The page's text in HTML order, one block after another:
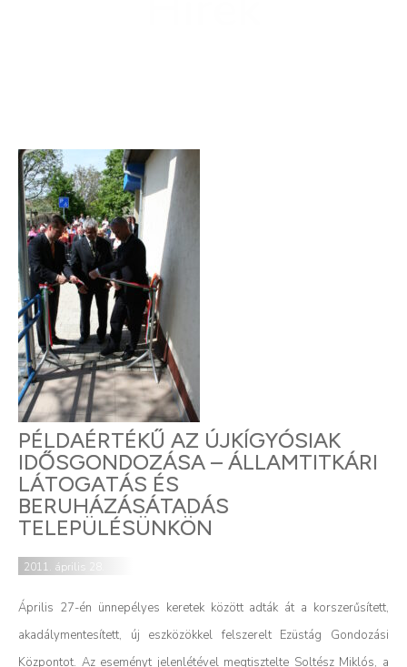
PÉLDAÉRTÉKŰ AZ ÚJKÍGYÓSIAK
IDŐSGONDOZÁSA – ÁLLAMTITKÁRI
LÁTOGATÁS ÉS
BERUHÁZÁSÁTADÁS
TELEPÜLÉSÜNKÖN
2011. április 28.
Április 27-én ünnepélyes keretek között adták át a korszerűsített,
akadálymentesített, új eszközökkel felszerelt Ezüstág Gondozási
Központot. Az eseményt jelenlétével megtisztelte Soltész Miklós, a